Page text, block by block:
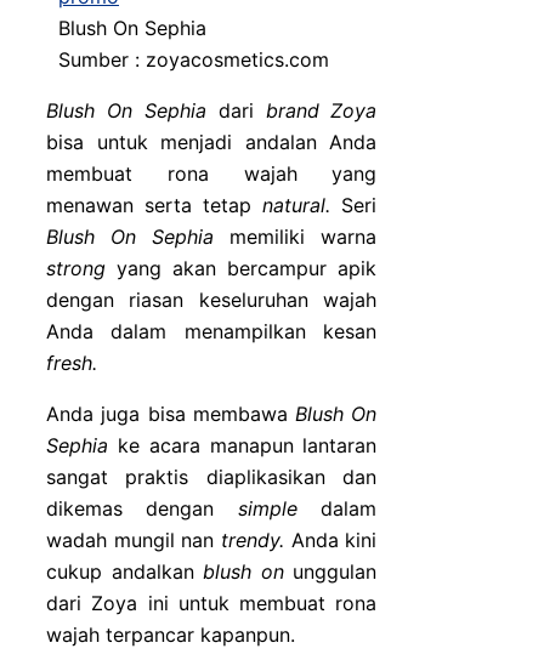
Blush On Sephia
Sumber : zoyacosmetics.com
Blush On Sephia dari brand Zoya
bisa untuk menjadi andalan Anda
membuat rona wajah yang
menawan serta tetapnatural. Seri
Blush On Sephia memiliki warna
strong yang akan bercampur apik
dengan riasan keseluruhan wajah
Anda dalam menampilkan kesan
fresh.
Anda juga bisa membawaBlush On
Sephia ke acara manapun lantaran
sangat praktis diaplikasikan dan
dikemas dengan simpledalam
wadah mungil nan trendy. Anda kini
cukup andalkanblush onunggulan
dari Zoya ini untuk membuat rona
wajah terpancar kapanpun.